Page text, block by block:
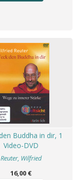
Buddha in dir, 1
Video-DVD
Reuter, Wilfried
16,00 €